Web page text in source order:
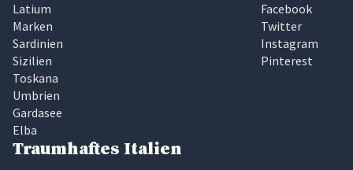
Latium
Marken
Sardinien
Sizilien
Toskana
Umbrien
Gardasee
Elba
Facebook
Twitter
Instagram
Pinterest
Traumhaftes Italien